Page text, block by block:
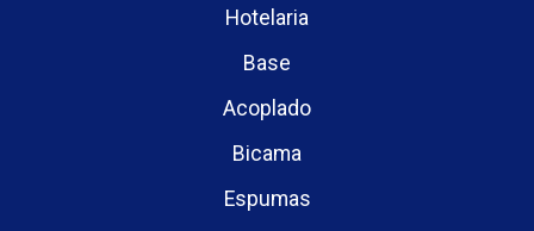
Hotelaria
Base
Acoplado
Bicama
Espumas